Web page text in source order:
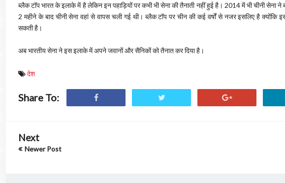
ब्लैक टॉप भारत के इलाके में है लेकिन इन पहाड़ियों पर कभी भी सेना की तैनाती नहीं हुई है। ​2014 में भी चीनी सेना
2 महीने के बाद चीनी सेना वहां से वापस चली गई थी। ब्लैक टॉप पर चीन की कई वर्षों से नजर इसलिए है क्योंकि
सकती है।
अब भारतीय सेना ने इस इलाके में अपने जवानों और सैनिकों को तैनात कर दिया है।
देश
Share To:
Next
Newer Post